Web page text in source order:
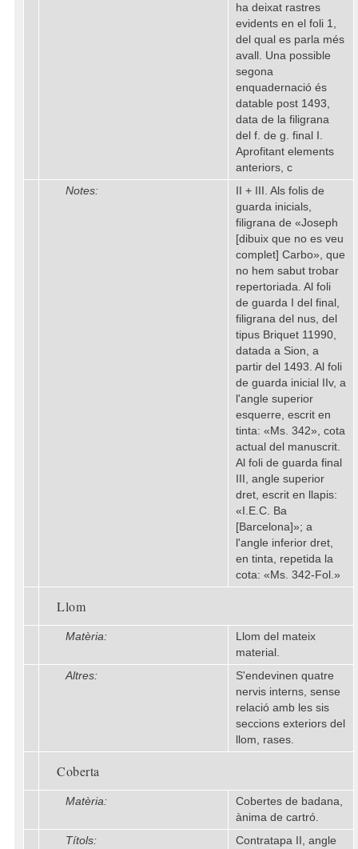
ha deixat rastres
evidents en el foli 1,
del qual es parla més
avall. Una possible
segona
enquadernació és
datable post 1493,
data de la filigrana
del f. de g. final I.
Aprofitant elements
anteriors, c
Notes:
II + III. Als folis de
guarda inicials,
filigrana de «Joseph
[dibuix que no es veu
complet] Carbo», que
no hem sabut trobar
repertoriada. Al foli
de guarda I del final,
filigrana del nus, del
tipus Briquet 11990,
datada a Sion, a
partir del 1493. Al foli
de guarda inicial IIv, a
l'angle superior
esquerre, escrit en
tinta: «Ms. 342», cota
actual del manuscrit.
Al foli de guarda final
III, angle superior
dret, escrit en llapis:
«I.E.C. Ba
[Barcelona]»; a
l'angle inferior dret,
en tinta, repetida la
cota: «Ms. 342-Fol.»
Llom
Matèria:
Llom del mateix
material.
Altres:
S'endevinen quatre
nervis interns, sense
relació amb les sis
seccions exteriors del
llom, rases.
Coberta
Matèria:
Cobertes de badana,
ànima de cartró.
Títols:
Contratapa II, angle